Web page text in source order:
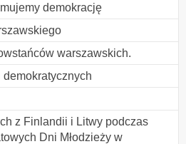
demokrację
warszawskich.
z Finlandii i Litwy podczas
Dni Młodzieży w